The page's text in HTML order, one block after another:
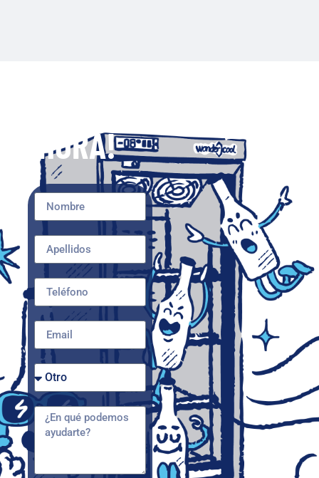
AHORA!